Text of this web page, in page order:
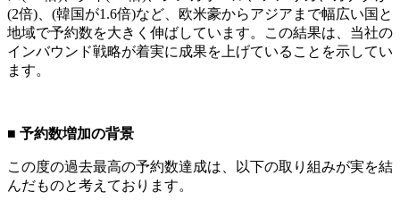
(2倍)、(韓国が1.6倍)など、欧米豪からアジアまで幅広い国と
地域で予約数を大きく伸ばしています。この結果は、当社の
インバウンド戦略が着実に成果を上げていることを示してい
ます。
■ 予約数増加の背景
この度の過去最高の予約数達成は、以下の取り組みが実を結
んだものと考えております。